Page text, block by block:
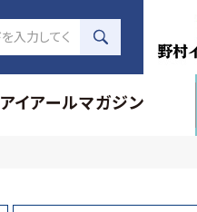
アイアールマガジン